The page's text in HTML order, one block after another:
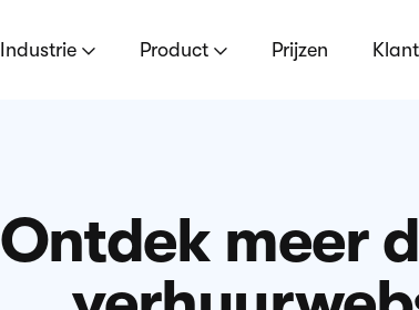
Industrie Product Prijzen
Ontdek meer